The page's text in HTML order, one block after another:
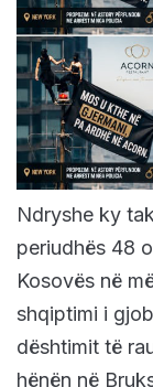
Ndryshe ky
periudhës 48
Kosovës në
shqiptimi i
dështimit tё
hënën nё